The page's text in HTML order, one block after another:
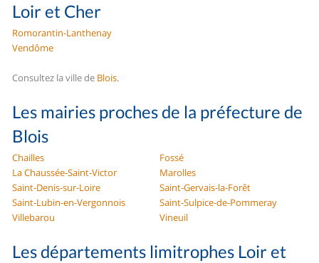
Loir et Cher
Romorantin-Lanthenay
Vendôme
Consultez la ville de Blois.
Les mairies proches de la préfecture de
Blois
Chailles
Fossé
La Chaussée-Saint-Victor
Marolles
Saint-Denis-sur-Loire
Saint-Gervais-la-Forêt
Saint-Lubin-en-Vergonnois
Saint-Sulpice-de-Pommeray
Villebarou
Vineuil
Les départements limitrophes Loir et